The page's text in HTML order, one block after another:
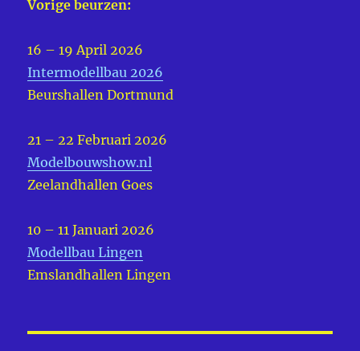
Vorige beurzen:
16 – 19 April 2026
Intermodellbau 2026
Beurshallen Dortmund
21 – 22 Februari 2026
Modelbouwshow.nl
Zeelandhallen Goes
10 – 11 Januari 2026
Modellbau Lingen
Emslandhallen Lingen